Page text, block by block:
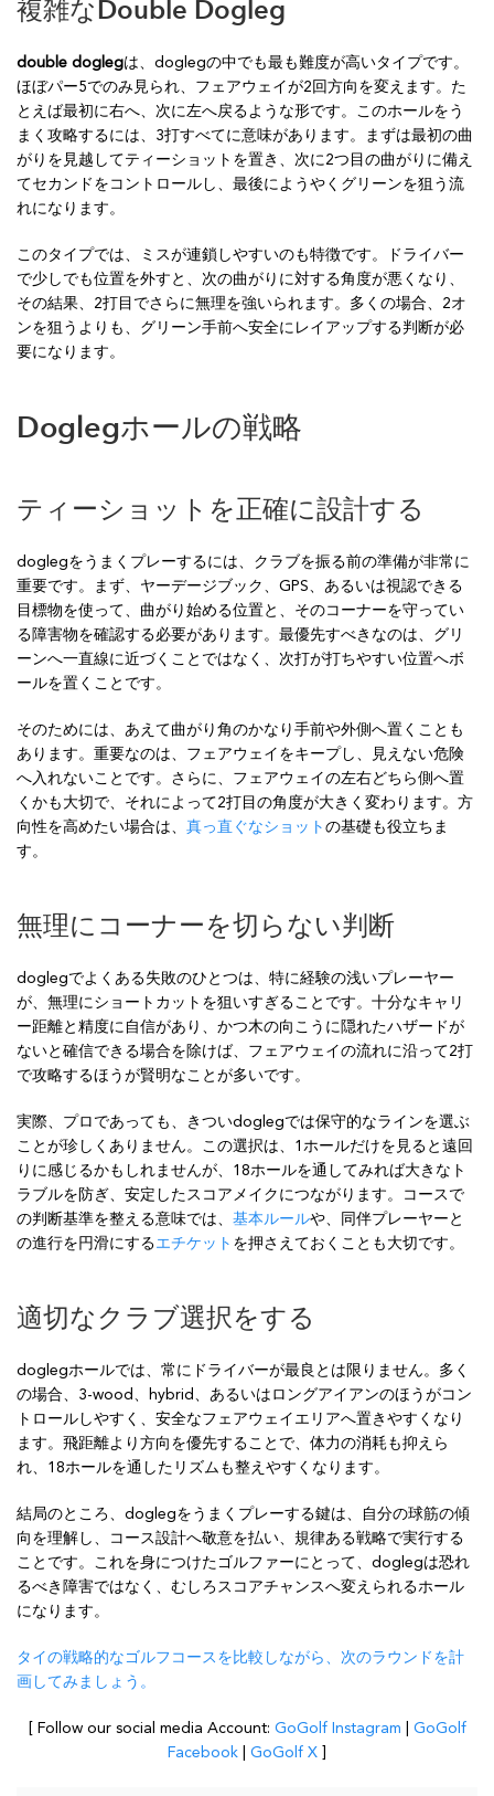
複雑なDouble Dogleg
double doglegは、doglegの中でも最も難度が高いタイプです。
ほぼパー5でのみ見られ、フェアウェイが2回方向を変えます。た
とえば最初に右へ、次に左へ戻るような形です。このホールをう
まく攻略するには、3打すべてに意味があります。まずは最初の曲
がりを見越してティーショットを置き、次に2つ目の曲がりに備え
てセカンドをコントロールし、最後にようやくグリーンを狙う流
れになります。
このタイプでは、ミスが連鎖しやすいのも特徴です。ドライバー
で少しでも位置を外すと、次の曲がりに対する角度が悪くなり、
その結果、2打目でさらに無理を強いられます。多くの場合、2オ
ンを狙うよりも、グリーン手前へ安全にレイアップする判断が必
要になります。
Doglegホールの戦略
ティーショットを正確に設計する
doglegをうまくプレーするには、クラブを振る前の準備が非常に
重要です。まず、ヤーデージブック、GPS、あるいは視認できる
目標物を使って、曲がり始める位置と、そのコーナーを守ってい
る障害物を確認する必要があります。最優先すべきなのは、グリ
ーンへ一直線に近づくことではなく、次打が打ちやすい位置へボ
ールを置くことです。
そのためには、あえて曲がり角のかなり手前や外側へ置くことも
あります。重要なのは、フェアウェイをキープし、見えない危険
へ入れないことです。さらに、フェアウェイの左右どちら側へ置
くかも大切で、それによって2打目の角度が大きく変わります。方
向性を高めたい場合は、 真っ直ぐなショット の基礎も役立ちま
す。
無理にコーナーを切らない判断
doglegでよくある失敗のひとつは、特に経験の浅いプレーヤー
が、無理にショートカットを狙いすぎることです。十分なキャリ
ー距離と精度に自信があり、かつ木の向こうに隠れたハザードが
ないと確信できる場合を除けば、フェアウェイの流れに沿って2打
で攻略するほうが賢明なことが多いです。
実際、プロであっても、きついdoglegでは保守的なラインを選ぶ
ことが珍しくありません。この選択は、1ホールだけを見ると遠回
りに感じるかもしれませんが、18ホールを通してみれば大きなト
ラブルを防ぎ、安定したスコアメイクにつながります。コースで
の判断基準を整える意味では、 基本ルールや、同伴プレーヤーと
の進行を円滑にするエチケット を押さえておくことも大切です。
適切なクラブ選択をする
doglegホールでは、常にドライバーが最良とは限りません。多く
の場合、3-wood、hybrid、あるいはロングアイアンのほうがコン
トロールしやすく、安全なフェアウェイエリアへ置きやすくなり
ます。飛距離より方向を優先することで、体力の消耗も抑えら
れ、18ホールを通したリズムも整えやすくなります。
結局のところ、doglegをうまくプレーする鍵は、自分の球筋の傾
向を理解し、コース設計へ敬意を払い、規律ある戦略で実行する
ことです。これを身につけたゴルファーにとって、doglegは恐れ
るべき障害ではなく、むしろスコアチャンスへ変えられるホール
になります。
タイの戦略的なゴルフコースを比較しながら、次のラウンドを計
画してみましょう。
[ Follow our social media Account: GoGolf Instagram
GoGolf
Facebook
GoGolf X